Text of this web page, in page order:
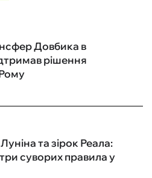
Довбика в
рішення
та зірок Реала:
суворих правила у